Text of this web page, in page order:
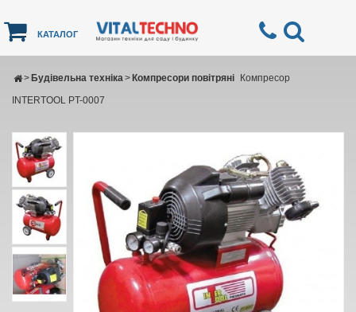
КАТАЛОГ
Будівельна техніка
> Компресори повітряні
>
Компресор
INTERTOOL PT-0007